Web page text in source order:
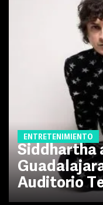
ENTRETENIMIENTO
Siddhartha
Auditorio